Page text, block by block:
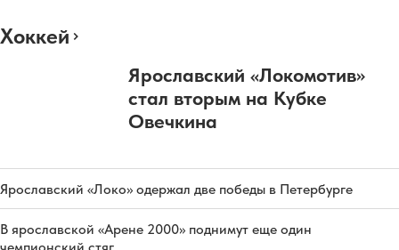
Хоккей
Ярославский «Локомотив»
стал вторым на Кубке
Овечкина
Ярославский «Локо» одержал две победы в Петербурге
В ярославской «Арене 2000» поднимут еще один